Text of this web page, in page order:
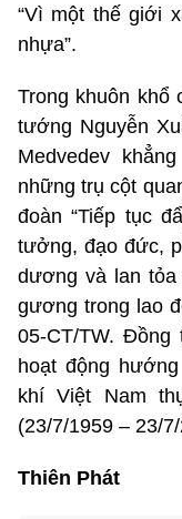
“Vì một thế giới
nhựa”.
Trong khuôn khổ
tướng Nguyễn
Medvedev
những trụ cột
đoàn “Tiếp tục
tưởng, đạo đức,
dương và lan
gương trong lao
05-CT/TW.
hoạt động
khí Việt Nam
(23/7/1959 – 23/
Thiên Phát